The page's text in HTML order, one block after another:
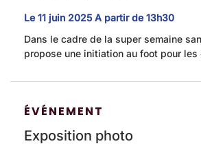
Le11 juin 2025 A partir de 13h30
Dans le cadre de la super semaine
propose une initiation au foot pour les
ÉVÉNEMENT
Exposition photo